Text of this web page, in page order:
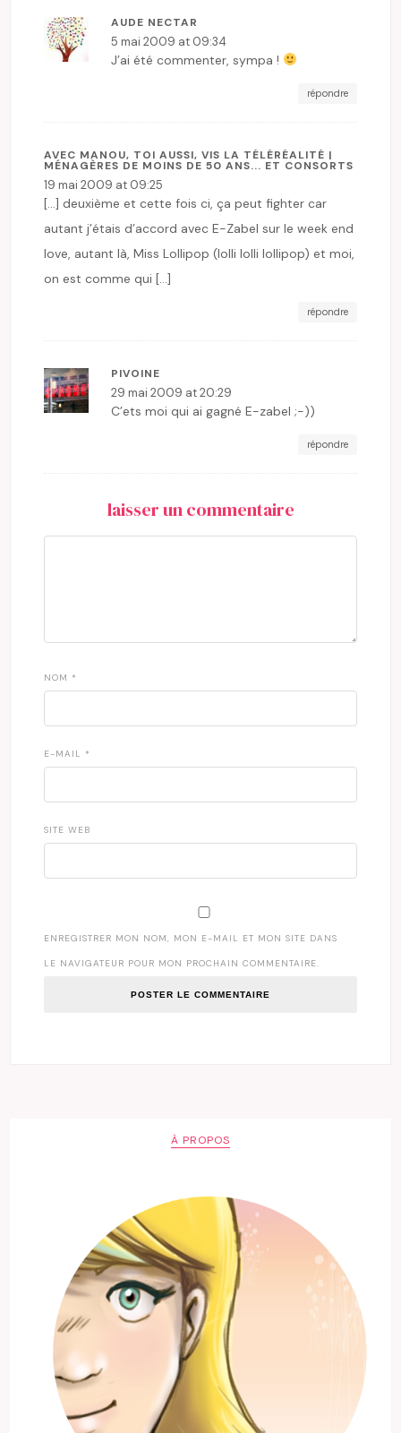
AUDE NECTAR
5 mai 2009 at 09:34
J’ai été commenter, sympa !
répondre
AVEC MANOU, TOI AUSSI, VIS LA TÉLÉRÉALITÉ |
MÉNAGÈRES DE MOINS DE 50 ANS... ET CONSORTS
19 mai 2009 at 09:25
[…] deuxième et cette fois ci, ça peut fighter car
autant j’étais d’accord avec E-Zabel sur le week end
love, autant là, Miss Lollipop (lolli lolli lollipop) et moi,
on est comme qui […]
répondre
PIVOINE
29 mai 2009 at 20:29
C’ets moi qui ai gagné E-zabel ;-))
répondre
laisser un commentaire
NOM *
E-MAIL *
SITE WEB
ENREGISTRER MON NOM, MON E-MAIL ET MON SITE DANS
LE NAVIGATEUR POUR MON PROCHAIN COMMENTAIRE.
À PROPOS